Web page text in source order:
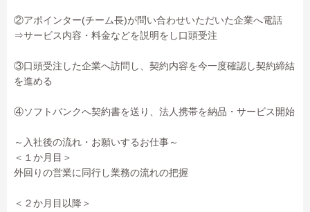
②アポインター(チーム長)が問い合わせいただいた企業へ電話
⇒サービス内容・料金などを説明をし口頭受注
③口頭受注した企業へ訪問し、契約内容を今一度確認し契約締結
を進める
④ソフトバンクへ契約書を送り、法人携帯を納品・サービス開始
～入社後の流れ・お願いするお仕事～
＜１か月目＞
外回りの営業に同行し業務の流れの把握
＜２か月目以降＞